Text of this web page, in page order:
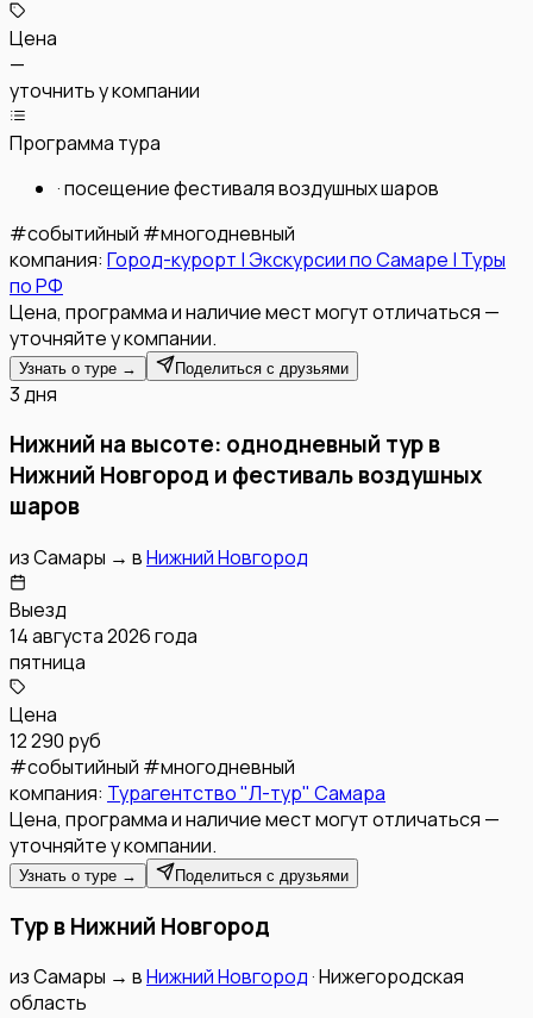
Цена
—
уточнить у компании
Программа тура
·посещение фестиваля воздушных шаров
#событийный #многодневный
компания: Город-курорт | Экскурсии по Самаре | Туры
по РФ
Цена, программа и наличие мест могут отличаться —
уточняйте у компании.
Узнать о туре → Поделиться с друзьями
3 дня
Нижний на высоте: однодневный тур в
Нижний Новгород и фестиваль воздушных
шаров
изСамары → вНижний Новгород
Выезд
14 августа 2026 года
пятница
Цена
12 290 руб
#событийный #многодневный
компания: Турагентство "Л-тур" Самара
Цена, программа и наличие мест могут отличаться —
уточняйте у компании.
Узнать о туре → Поделиться с друзьями
Тур в Нижний Новгород
изСамары → вНижний Новгород·Нижегородская
область